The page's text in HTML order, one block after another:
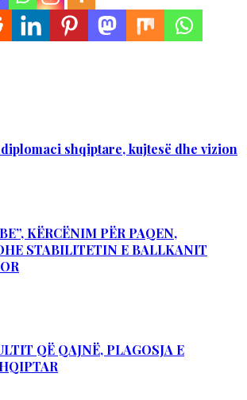
shqiptare, kujtesë dhe vizion
KËRCËNIM PËR PAQEN,
STABILITETIN E BALLKANIT
QË QAJNË, PLAGOSJA E